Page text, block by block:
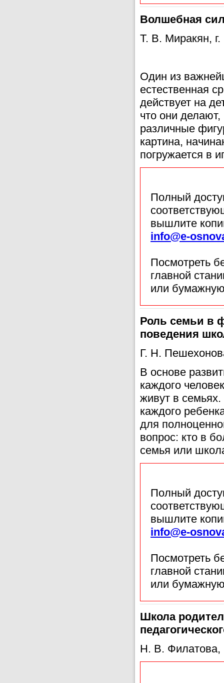
Волшебная
Т. В. Миракян,
Один из
естественная
действует на
что они
различные
картина,
погружается в
Полный
вышлите
info@e-
Посмотреть
главной
или
Роль семьи в
поведения
Г. Н.
В основе
каждого
живут в
каждого
для
вопрос: кто в
семья или
Полный
вышлите
info@e-
Посмотреть
главной
или
Школа
Н. В. Филатова,